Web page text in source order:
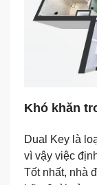
Khó khăn
Dual Key là
vì vậy việc
Tốt nhất, nhà